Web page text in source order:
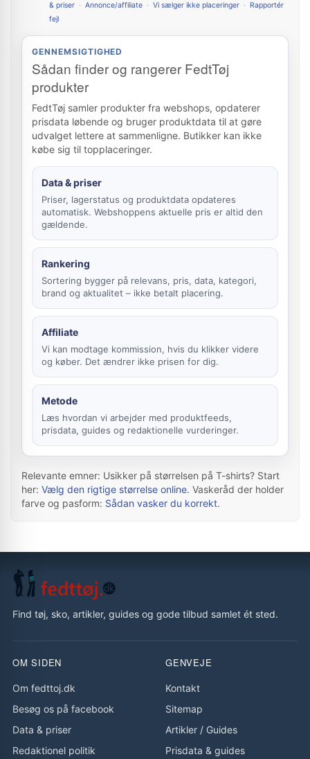
& priser · Annonce/affiliate · Vi sælger ikke placeringer · Rapportér
fejl
GENNEMSIGTIGHED
Sådan finder og rangerer FedtTøj
produkter
FedtTøj samler produkter fra webshops, opdaterer
prisdata løbende og bruger produktdata til at gøre
udvalget lettere at sammenligne. Butikker kan ikke
købe sig til topplaceringer.
Data & priser
Priser, lagerstatus og produktdata opdateres
automatisk. Webshoppens aktuelle pris er altid den
gældende.
Rankering
Sortering bygger på relevans, pris, data, kategori,
brand og aktualitet – ikke betalt placering.
Affiliate
Vi kan modtage kommission, hvis du klikker videre
og køber. Det ændrer ikke prisen for dig.
Metode
Læs hvordan vi arbejder med produktfeeds,
prisdata, guides og redaktionelle vurderinger.
Relevante emner: Usikker på størrelsen på T-shirts? Start
her: Vælg den rigtige størrelse online. Vaskeråd der holder
farve og pasform: Sådan vasker du korrekt.
Find tøj, sko, artikler, guides og gode tilbud samlet ét sted.
OM SIDEN
Om fedttoj.dk
Besøg os på facebook
Data & priser
Redaktionel politik
GENVEJE
Kontakt
Sitemap
Artikler / Guides
Prisdata & guides